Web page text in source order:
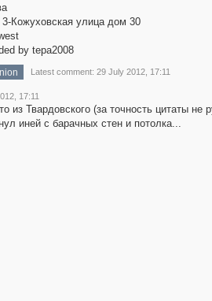
3-Кожуховская улица дом 30
by tepa2008
Latest comment: 29 July 2012, 17:11
17:11
из Твардовского (за точность цитаты не
иней с барачных стен и потолка...